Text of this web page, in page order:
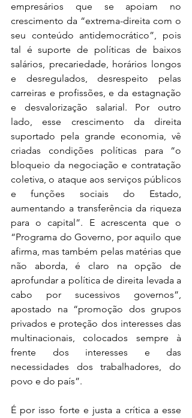
empresários que se apoiam no
crescimento da “extrema-direita com o
seu conteúdo antidemocrático”, pois
tal é suporte de políticas de baixos
salários, precariedade, horários longos
e desregulados, desrespeito pelas
carreiras e profissões, e da estagnação
e desvalorização salarial. Por outro
lado, esse crescimento da direita
suportado pela grande economia, vê
criadas condições políticas para “o
bloqueio da negociação e contratação
coletiva, o ataque aos serviços públicos
e funções sociais do Estado,
aumentando a transferência da riqueza
para o capital”. E acrescenta que o
“Programa do Governo, por aquilo que
afirma, mas também pelas matérias que
não aborda, é claro na opção de
aprofundar a política de direita levada a
cabo por sucessivos governos”,
apostado na “promoção dos grupos
privados e proteção dos interesses das
multinacionais, colocados sempre à
frente dos interesses e das
necessidades dos trabalhadores, do
povo e do país”.
É por isso forte e justa a crítica a esse